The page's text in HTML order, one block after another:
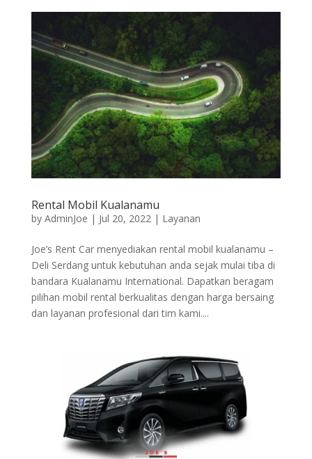
Rental Mobil Kualanamu
by AdminJoe | Jul 20, 2022| Layanan
Joe’s Rent Car menyediakan rental mobil kualanamu –
Deli Serdang untuk kebutuhan anda sejak mulai tiba di
bandara Kualanamu International. Dapatkan beragam
pilihan mobil rental berkualitas dengan harga bersaing
dan layanan profesional dari tim kami....